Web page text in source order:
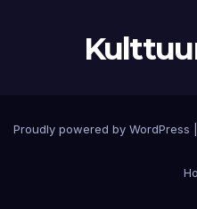
Proudly powered by WordPress